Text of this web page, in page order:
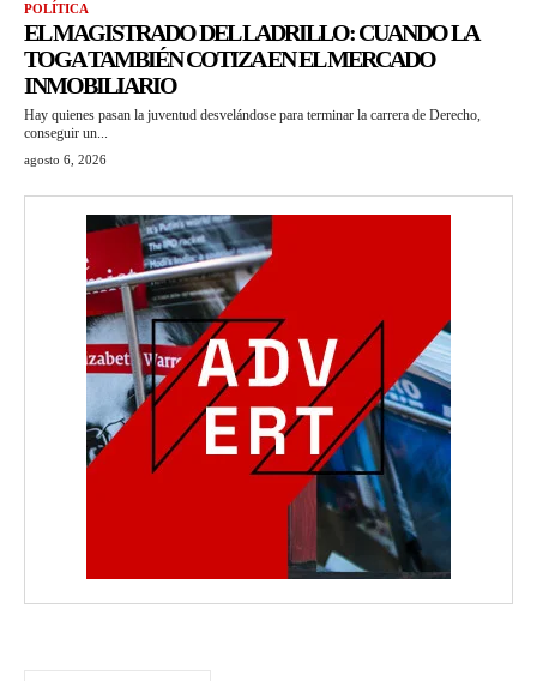
POLÍTICA
EL MAGISTRADO DEL LADRILLO: CUANDO LA
TOGA TAMBIÉN COTIZA EN EL MERCADO
INMOBILIARIO
Hay quienes pasan la juventud desvelándose para terminar la carrera de Derecho,
conseguir un...
agosto 6, 2026